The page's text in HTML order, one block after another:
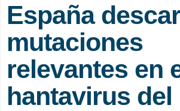
España
mutaciones
relevantes en
hantavirus del